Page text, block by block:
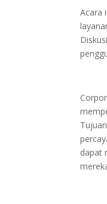
Acara
dapat